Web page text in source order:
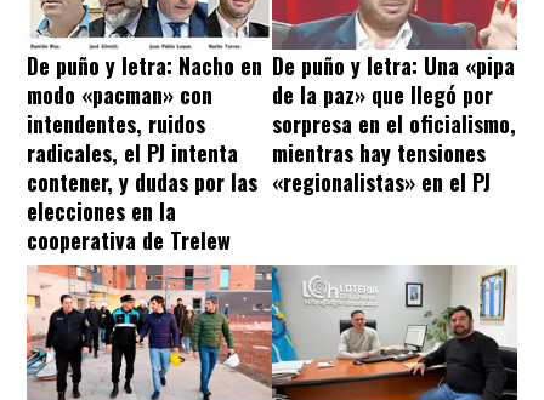
De puño y letra: Nacho en
modo «pacman» con
intendentes, ruidos
radicales, el PJ intenta
contener, y dudas por las
elecciones en la
cooperativa de Trelew
De puño y letra: Una «pipa
de la paz» que llegó por
sorpresa en el oficialismo,
mientras hay tensiones
«regionalistas» en el PJ